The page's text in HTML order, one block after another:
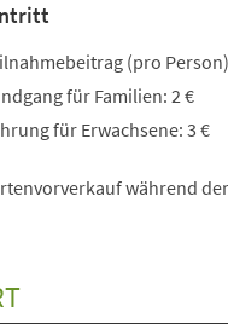
(pro
für Familien: 2 €
für Erwachsene: 3 €
während